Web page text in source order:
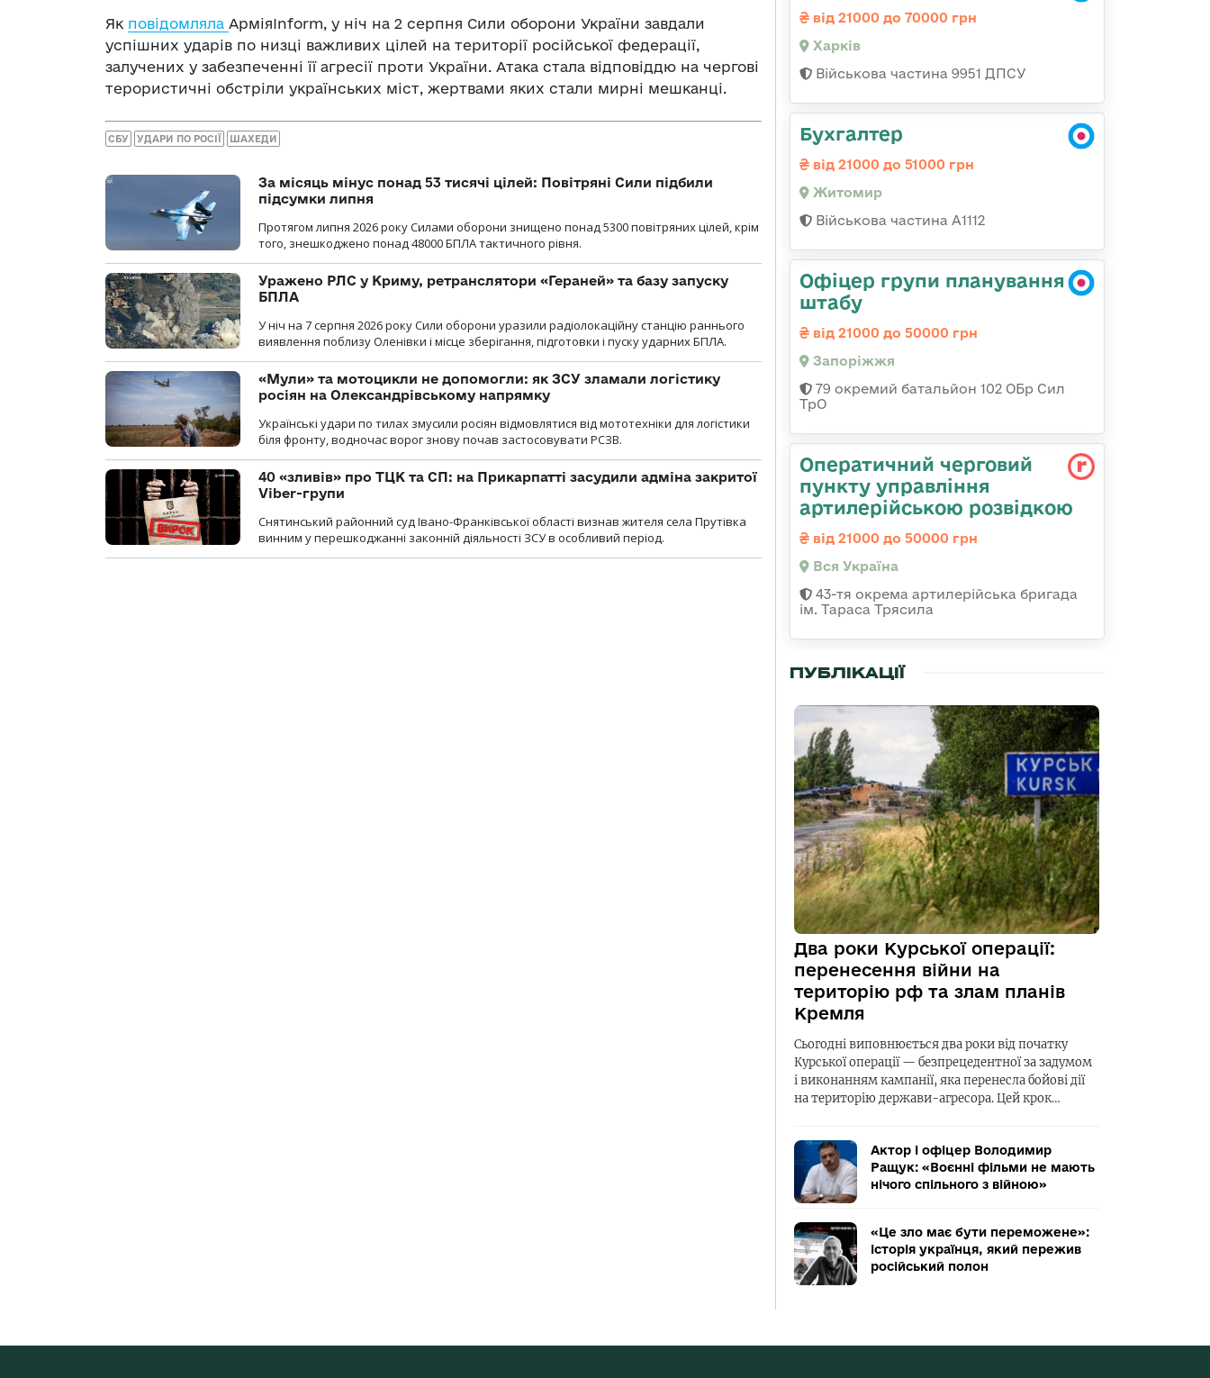
Як повідомляла АрміяInform, у ніч на 2 серпня Сили оборони України завдали
успішних ударів по низці важливих цілей на території російської федерації,
залучених у забезпеченні її агресії проти України. Атака стала відповіддю на чергові
терористичні обстріли українських міст, жертвами яких стали мирні мешканці.
СБУ УДАРИ ПО РОСІЇ ШАХЕДИ
За місяць мінус понад 53 тисячі цілей: Повітряні Сили підбили
підсумки липня
Протягом липня 2026 року Cилами оборони знищено понад 5300 повітряних цілей, крім
того, знешкоджено понад 48000 БПЛА тактичного рівня.
Уражено РЛС у Криму, ретранслятори «Гераней» та базу запуску
БПЛА
У ніч на 7 серпня 2026 року Сили оборони уразили радіолокаційну станцію раннього
виявлення поблизу Оленівки і місце зберігання, підготовки і пуску ударних БПЛА.
«Мули» та мотоцикли не допомогли: як ЗСУ зламали логістику
росіян на Олександрівському напрямку
Українські удари по тилах змусили росіян відмовлятися від мототехніки для логістики
біля фронту, водночас ворог знову почав застосовувати РСЗВ.
40 «зливів» про ТЦК та СП: на Прикарпатті засудили адміна закритої
Viber-групи
Снятинський районний суд Івано-Франківської області визнав жителя села Прутівка
винним у перешкоджанні законній діяльності ЗСУ в особливий період.
від 21000 до 70000 грн
Харків
Військова частина 9951 ДПСУ
Бухгалтер
від 21000 до 51000 грн
Житомир
Військова частина А1112
Офіцер групи планування
штабу
від 21000 до 50000 грн
Запоріжжя
79 окремий батальйон 102 ОБр Сил
ТрО
Оператичний черговий
пункту управління
артилерійською розвідкою
від 21000 до 50000 грн
Вся Україна
43-тя окрема артилерійська бригада
ім. Тараса Трясила
ПУБЛІКАЦІЇ
Два роки Курської операції:
перенесення війни на
територію рф та злам планів
Кремля
Сьогодні виповнюється два роки від початку
Курської операції — безпрецедентної за задумом
і виконанням кампанії, яка перенесла бойові дії
на територію держави-агресора. Цей крок…
Актор і офіцер Володимир
Ращук: «Воєнні фільми не мають
нічого спільного з війною»
«Це зло має бути переможене»:
історія українця, який пережив
російський полон